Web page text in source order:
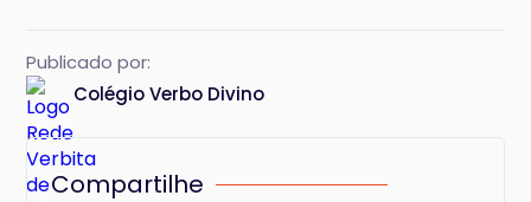
Publicado por:
Colégio Verbo Divino
Compartilhe